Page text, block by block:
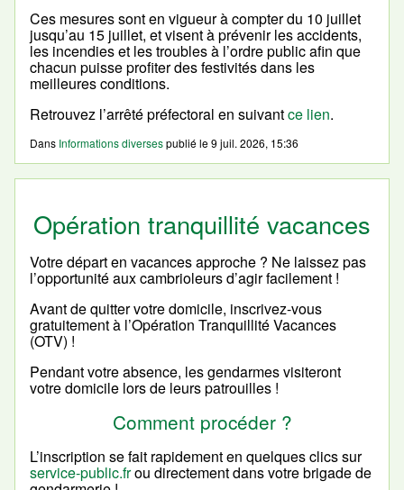
Ces mesures sont en vigueur à compter du 10 juillet
jusqu’au 15 juillet, et visent à prévenir les accidents,
les incendies et les troubles à l’ordre public afin que
chacun puisse profiter des festivités dans les
meilleures conditions.
Retrouvez l’arrêté préfectoral en suivantce lien.
Dans Informations diversespublié le9 juil. 2026, 15:36
Opération tranquillité vacances
Votre départ en vacances approche ? Ne laissez pas
l’opportunité aux cambrioleurs d’agir facilement !
Avant de quitter votre domicile, inscrivez-vous
gratuitement à l’Opération Tranquillité Vacances
(OTV) !
Pendant votre absence, les gendarmes visiteront
votre domicile lors de leurs patrouilles !
Comment procéder ?
L’inscription se fait rapidement en quelques clics sur
service-public.frou directement dans votre brigade de